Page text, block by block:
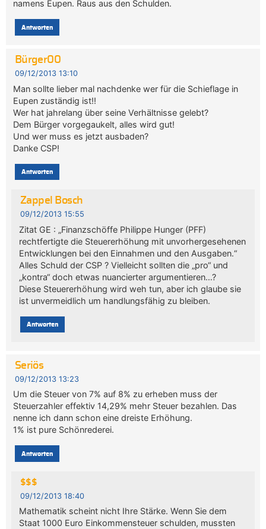
namens Eupen. Raus aus den Schulden.
Antworten
Bürger00
09/12/2013 13:10
Man sollte lieber mal nachdenke wer für die Schieflage in
Eupen zuständig ist!!
Wer hat jahrelang über seine Verhältnisse gelebt?
Dem Bürger vorgegaukelt, alles wird gut!
Und wer muss es jetzt ausbaden?
Danke CSP!
Antworten
Zappel Bosch
09/12/2013 15:55
Zitat GE : „Finanzschöffe Philippe Hunger (PFF)
rechtfertigte die Steuererhöhung mit unvorhergesehenen
Entwicklungen bei den Einnahmen und den Ausgaben.“
Alles Schuld der CSP ? Vielleicht sollten die „pro“ und
„kontra“ doch etwas nuancierter argumentieren…?
Diese Steuererhöhung wird weh tun, aber ich glaube sie
ist unvermeidlich um handlungsfähig zu bleiben.
Antworten
Seriös
09/12/2013 13:23
Um die Steuer von 7% auf 8% zu erheben muss der
Steuerzahler effektiv 14,29% mehr Steuer bezahlen. Das
nenne ich dann schon eine dreiste Erhöhung.
1% ist pure Schönrederei.
Antworten
$$$
09/12/2013 18:40
Mathematik scheint nicht Ihre Stärke. Wenn Sie dem
Staat 1000 Euro Einkommensteuer schulden, mussten